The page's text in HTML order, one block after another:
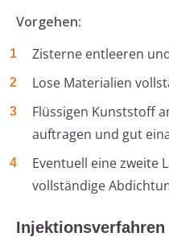
Vorgehen:
Zisterne entleeren
Lose Materialien
Flüssigen Kunststoff
auftragen und gut
Eventuell eine zweite
vollständige
Injektionsverfahren